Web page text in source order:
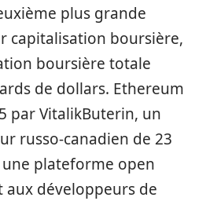
plus grande
capitalisation boursière,
boursière totale
de dollars. Ethereum
par VitalikButerin, un
russo-canadien de 23
plateforme open
développeurs de